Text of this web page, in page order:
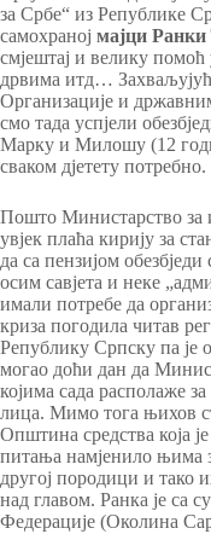
за Србе“ из Републике
самохраној мајци Ранки
смјештај и велику помоћ
дрвима итд…
Организације и
смо тада успјели
Марку и Милошу (12
сваком дјетету потребно.
Пошто Министарство за
увјек плаћа кирију за
да са пензијом обезбједи
осим савјета и неке
имали потребе да
криза погодила читав
Републику Српску па је
могао доћи дан да
којима сада располаже
лица. Мимо тога њихов
Општина средства која
питања намјенило њима
другој породици и тако
над главом. Ранка је са
Федерације (Околина